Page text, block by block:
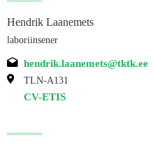
Hendrik Laanemets
laboriinsener
hendrik.laanemets@tktk.ee
TLN-A131
CV-ETIS